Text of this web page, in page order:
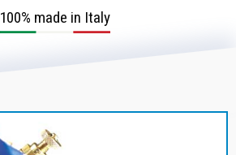
100% made in Italy